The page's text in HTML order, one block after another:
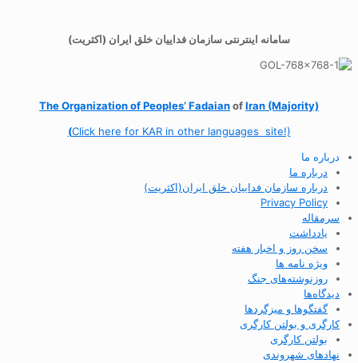
سامانه اینترنتی سازمان فداییان خلق ایران (اکثریت)
The Organization ofPeoples’ FadaianofIran (Majority)
(Click here for KAR in other languages site!)
درباره ما
درباره ما
درباره سازمان فداییان خلق ایران(اکثریت)
Privacy Policy
سرمقاله
یادداشت
سخن روز و اخبار هفته
ویژه نامه ها
روزنوشته‌های جنگ
دیدگاه‌ها
گفتگوها و میزگردها
کارگری و بولتن کارگری
بولتن کارگری
نهادهای شهروندی